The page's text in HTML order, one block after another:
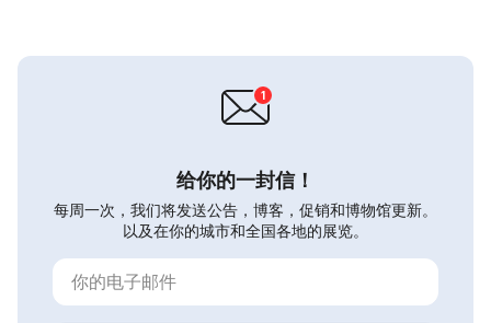
给你的一封信！
每周一次，我们将发送公告，博客，促销和博物馆更新。
以及在你的城市和全国各地的展览。